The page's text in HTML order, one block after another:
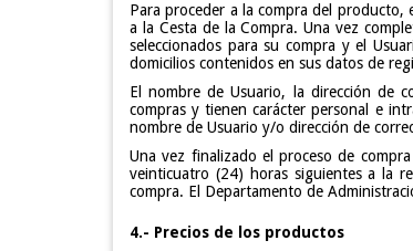
Para proceder a la compra del producto,
a la Cesta de la Compra. Una vez
seleccionados para su compra y el
domicilios contenidos en sus datos de
El nombre de Usuario, la dirección de
compras y tienen carácter personal e
nombre de Usuario y/o dirección de
Una vez finalizado el proceso de compra
veinticuatro (24) horas siguientes a la
compra. El Departamento de
4.- Precios de los productos